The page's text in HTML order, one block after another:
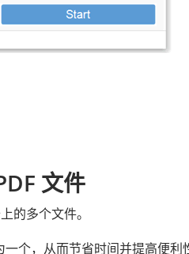
文件
的多个文件。
个，从而节省时间并提高便利